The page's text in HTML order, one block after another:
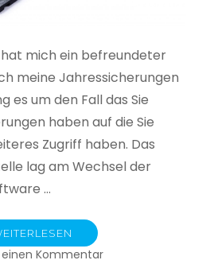
mich ein befreundeter
meine Jahressicherungen
es um den Fall das Sie
haben auf die Sie
Zugriff haben. Das
lag am Wechsel der
…
einen Kommentarzu